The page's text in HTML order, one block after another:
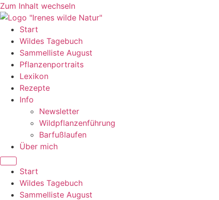
Zum Inhalt wechseln
Start
Wildes Tagebuch
Sammelliste August
Pflanzenportraits
Lexikon
Rezepte
Info
Newsletter
Wildpflanzenführung
Barfußlaufen
Über mich
Start
Wildes Tagebuch
Sammelliste August